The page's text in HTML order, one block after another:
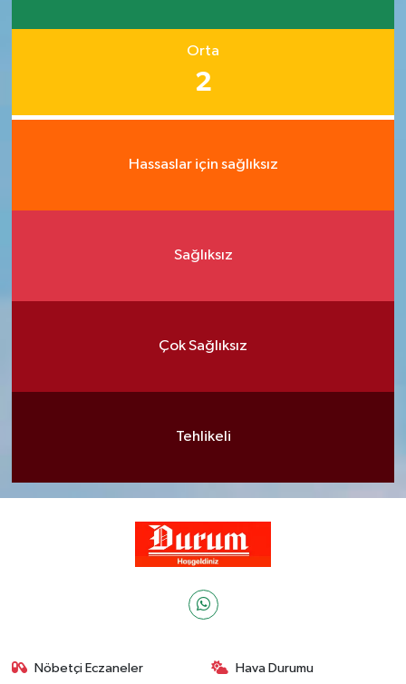
Orta
2
Hassaslar için sağlıksız
Sağlıksız
Çok Sağlıksız
Tehlikeli
Nöbetçi Eczaneler Hava Durumu